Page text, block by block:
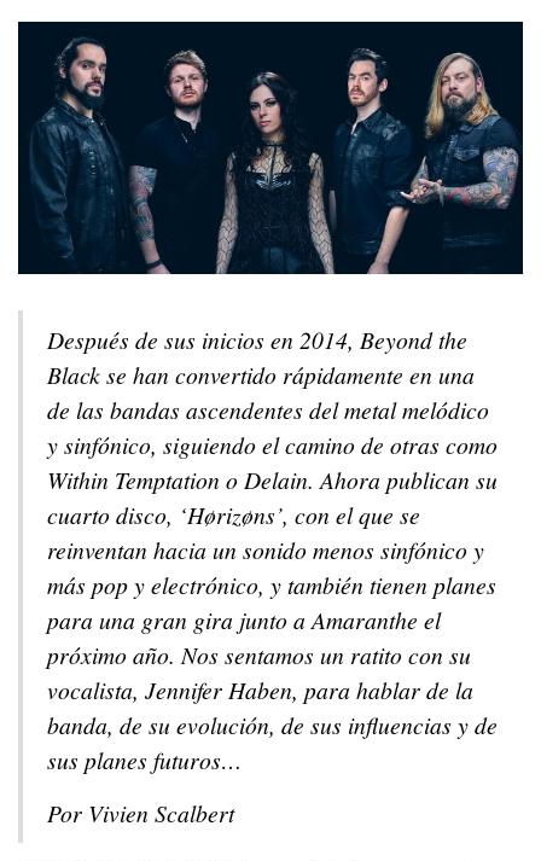
Después de sus inicios en 2014, Beyond the
Black se han convertido rápidamente en una
de las bandas ascendentes del metal melódico
y sinfónico, siguiendo el camino de otras como
Within Temptation o Delain. Ahora publican su
cuarto disco, ‘Hørizøns’, con el que se
reinventan hacia un sonido menos sinfónico y
más pop y electrónico, y también tienen planes
para una gran gira junto a Amaranthe el
próximo año. Nos sentamos un ratito con su
vocalista, Jennifer Haben, para hablar de la
banda, de su evolución, de sus influencias y de
sus planes futuros…
Por Vivien Scalbert